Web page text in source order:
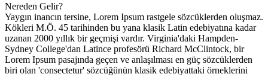
Nereden Gelir?
Yaygın inancın tersine, Lorem Ipsum rastgele sözcüklerden oluşmaz.
Kökleri M.Ö. 45 tarihinden bu yana klasik Latin edebiyatına kadar
uzanan 2000 yıllık bir geçmişi vardır. Virginia'daki Hampden-
Sydney College'dan Latince profesörü Richard McClintock, bir
Lorem Ipsum pasajında geçen ve anlaşılması en güç sözcüklerden
biri olan 'consectetur' sözcüğünün klasik edebiyattaki örneklerini